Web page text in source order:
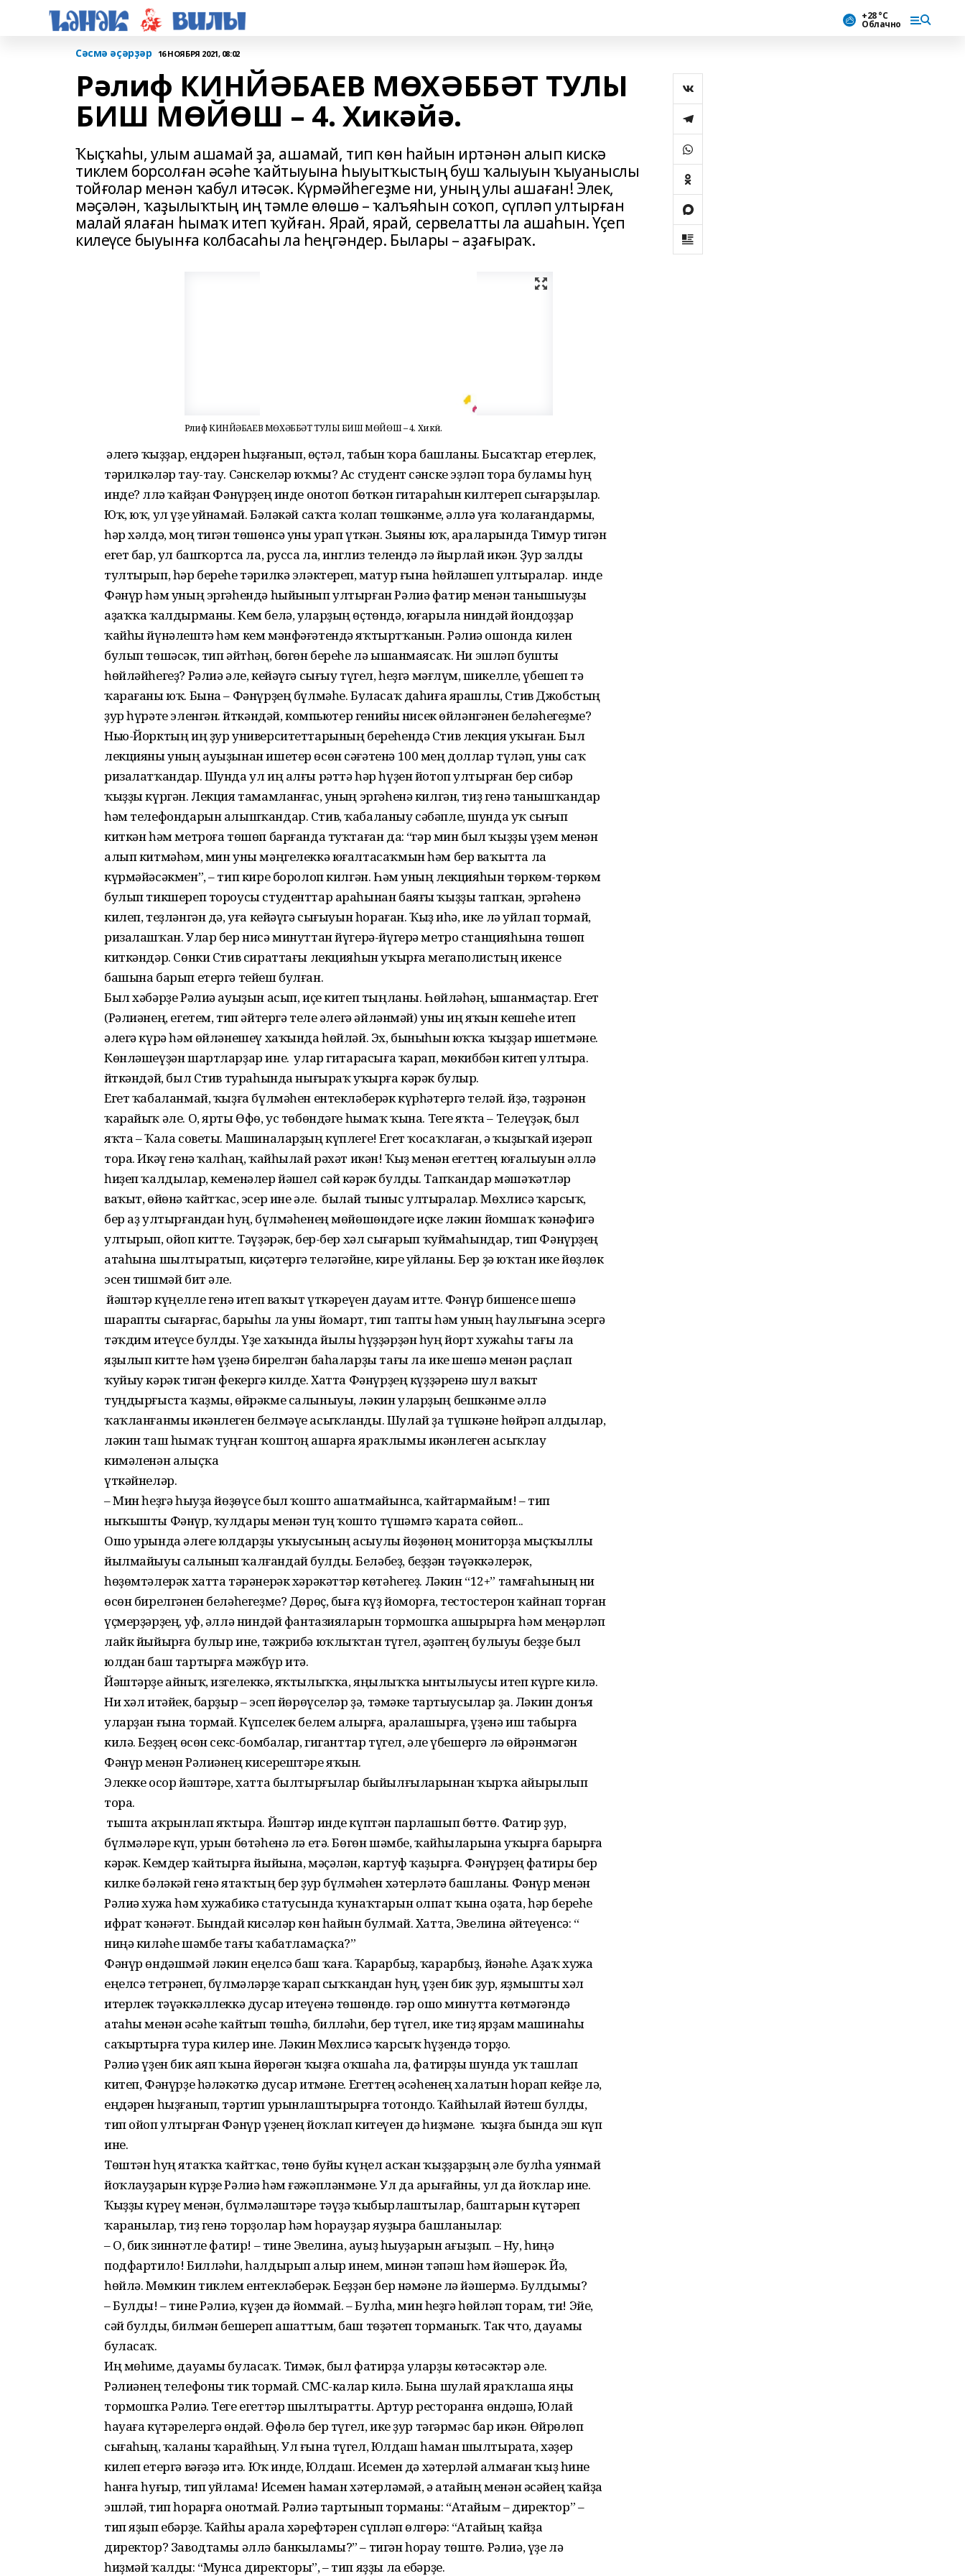
+28 °С
Облачно
Сәсмә әҫәрҙәр 16 НОЯБРЯ 2021, 08:02
Рәлиф КИНЙӘБАЕВ МӨХӘББӘТ ТУЛЫ
БИШ МӨЙӨШ – 4. Хикәйә.
Ҡыҫҡаһы, улым ашамай ҙа, ашамай, тип көн һайын иртәнән алып кискә
тиклем борсолған әсәһе ҡайтыуына һыуытҡыстың буш ҡалыуын ҡыуаныслы
тойғолар менән ҡабул итәсәк. Күрмәйһегеҙме ни, уның улы ашаған! Элек,
мәҫәлән, ҡаҙылыҡтың иң тәмле өлөшө – ҡалъяһын соҡоп, сүпләп ултырған
малай ялаған һымаҡ итеп ҡуйған. Ярай, ярай, сервелатты ла ашаһын. Үҫеп
килеүсе быуынға колбасаһы ла һеңгәндер. Былары – аҙағыраҡ.
Рәлиф КИНЙӘБАЕВ МӨХӘББӘТ ТУЛЫ БИШ МӨЙӨШ – 4. Хикәйә.
Ә әлегә ҡыҙҙар, еңдәрен һыҙғанып, өҫтәл, табын ҡора башланы. Бысаҡтар етерлек,
тәрилкәләр тау-тау. Сәнскеләр юҡмы? Ас студент сәнске эҙләп тора буламы һуң
инде? Әллә ҡайҙан Фәнүрҙең инде онотоп бөткән гитараһын килтереп сығарҙылар.
Юҡ, юҡ, ул үҙе уйнамай. Бәләкәй саҡта ҡолап төшкәнме, әллә уға ҡолағандармы,
һәр хәлдә, моң тигән төшөнсә уны урап үткән. Зыяны юҡ, араларында Тимур тигән
егет бар, ул башҡортса ла, русса ла, инглиз телендә лә йырлай икән. Ҙур залды
тултырып, һәр береһе тәрилкә эләктереп, матур ғына һөйләшеп ултыралар. Ә инде
Фәнүр һәм уның эргәһендә һыйынып ултырған Рәлиә фатир менән танышыуҙы
аҙаҡҡа ҡалдырманы. Кем белә, уларҙың өҫтөндә, юғарыла ниндәй йондоҙҙар
ҡайһы йүнәлештә һәм кем мәнфәғәтендә яҡтыртҡанын. Рәлиә ошонда килен
булып төшәсәк, тип әйтһәң, бөгөн береһе лә ышанмаясаҡ. Ни эшләп бушты
һөйләйһегеҙ? Рәлиә әле, кейәүгә сығыу түгел, һеҙгә мәғлүм, шикелле, үбешеп тә
ҡарағаны юҡ. Бына – Фәнүрҙең бүлмәһе. Буласаҡ даһиға ярашлы, Стив Джобстың
ҙур һүрәте эленгән. Әйткәндәй, компьютер генийы нисек өйләнгәнен беләһегеҙме?
Нью-Йорктың иң ҙур университеттарының береһендә Стив лекция уҡыған. Был
лекцияны уның ауыҙынан ишетер өсөн сәғәтенә 100 мең доллар түләп, уны саҡ
ризалатҡандар. Шунда ул иң алғы рәттә һәр һүҙен йотоп ултырған бер сибәр
ҡыҙҙы күргән. Лекция тамамланғас, уның эргәһенә килгән, тиҙ генә танышҡандар
һәм телефондарын алышҡандар. Стив, ҡабаланыу сәбәпле, шунда уҡ сығып
киткән һәм метроға төшөп барғанда туҡтаған да: “Әгәр мин был ҡыҙҙы үҙем менән
алып китмәһәм, мин уны мәңгелеккә юғалтасаҡмын һәм бер ваҡытта ла
күрмәйәсәкмен”, – тип кире боролоп килгән. Һәм уның лекцияһын төркөм-төркөм
булып тикшереп тороусы студенттар араһынан баяғы ҡыҙҙы тапҡан, эргәһенә
килеп, теҙләнгән дә, уға кейәүгә сығыуын һораған. Ҡыҙ иһә, ике лә уйлап тормай,
ризалашҡан. Улар бер нисә минуттан йүгерә-йүгерә метро станцияһына төшөп
киткәндәр. Сөнки Стив сираттағы лекцияһын уҡырға мегаполистың икенсе
башына барып етергә тейеш булған.
Был хәбәрҙе Рәлиә ауыҙын асып, иҫе китеп тыңланы. Һөйләһәң, ышанмаҫтар. Егет
(Рәлиәнең, егетем, тип әйтергә теле әлегә әйләнмәй) уны иң яҡын кешеһе итеп
әлегә күрә һәм өйләнешеү хаҡында һөйләй. Эх, быныһын юҡҡа ҡыҙҙар ишетмәне.
Көнләшеүҙән шартларҙар ине. Ә улар гитарасыға ҡарап, мөкиббән китеп ултыра.
Әйткәндәй, был Стив тураһында нығыраҡ уҡырға кәрәк булыр.
Егет ҡабаланмай, ҡыҙға бүлмәһен ентекләберәк күрһәтергә теләй. Әйҙә, тәҙрәнән
ҡарайыҡ әле. О, ярты Өфө, ус төбөндәге һымаҡ ҡына. Теге яҡта – Телеүҙәк, был
яҡта – Ҡала советы. Машиналарҙың күплеге! Егет ҡосаҡлаған, ә ҡыҙыҡай иҙерәп
тора. Икәү генә ҡалһаң, ҡайһылай рәхәт икән! Ҡыҙ менән егеттең юғалыуын әллә
һиҙеп ҡалдылар, кеменәлер йәшел сәй кәрәк булды. Тапҡандар мәшәҡәтләр
ваҡыт, өйөнә ҡайтҡас, эсер ине әле. Ә былай тыныс ултыралар. Мөхлисә ҡарсыҡ,
бер аҙ ултырғандан һуң, бүлмәһенең мөйөшөндәге иҫке ләкин йомшаҡ ҡәнәфигә
ултырып, ойоп китте. Тәүҙәрәк, бер-бер хәл сығарып ҡуймаһындар, тип Фәнүрҙең
атаһына шылтыратып, киҫәтергә теләгәйне, кире уйланы. Бер ҙә юҡтан ике йөҙлөк
эсен тишмәй бит әле.
Ә йәштәр күңелле генә итеп ваҡыт үткәреүен дауам итте. Фәнүр бишенсе шешә
шарапты сығарғас, барыһы ла уны йомарт, тип тапты һәм уның һаулығына эсергә
тәҡдим итеүсе булды. Үҙе хаҡында йылы һүҙҙәрҙән һуң йорт хужаһы тағы ла
яҙылып китте һәм үҙенә бирелгән баһаларҙы тағы ла ике шешә менән раҫлап
ҡуйыу кәрәк тигән фекергә килде. Хатта Фәнүрҙең күҙҙәренә шул ваҡыт
туңдырғыста ҡаҙмы, өйрәкме салыныуы, ләкин уларҙың бешкәнме әллә
ҡаҡланғанмы икәнлеген белмәүе асыҡланды. Шулай ҙа түшкәне һөйрәп алдылар,
ләкин таш һымаҡ туңған ҡоштоң ашарға яраҡлымы икәнлеген асыҡлау
кимәленән алыҫҡа
үткәйнеләр.
– Мин һеҙгә һыуҙа йөҙөүсе был ҡошто ашатмайынса, ҡайтармайым! – тип
ныҡышты Фәнүр, ҡулдары менән туң ҡошто түшәмгә ҡарата сөйөп...
Ошо урында әлеге юлдарҙы уҡыусының асыулы йөҙөнөң мониторҙа мыҫҡыллы
йылмайыуы салынып ҡалғандай булды. Беләбеҙ, беҙҙән тәүәккәлерәк,
һөҙөмтәлерәк хатта тәрәнерәк хәрәкәттәр көтәһегеҙ. Ләкин “12+” тамғаһының ни
өсөн бирелгәнен беләһегеҙме? Дөрөҫ, быға күҙ йоморға, тестостерон ҡайнап торған
үҫмерҙәрҙең, уф, әллә ниндәй фантазияларын тормошҡа ашырырға һәм меңәрләп
лайк йыйырға булыр ине, тәжрибә юҡлыҡтан түгел, әҙәптең булыуы беҙҙе был
юлдан баш тартырға мәжбүр итә.
Йәштәрҙе айныҡ, изгелеккә, яҡтылыҡҡа, яңылыҡҡа ынтылыусы итеп күрге килә.
Ни хәл итәйек, барҙыр – эсеп йөрөүселәр ҙә, тәмәке тартыусылар ҙа. Ләкин донъя
уларҙан ғына тормай. Күпселек белем алырға, аралашырға, үҙенә иш табырға
килә. Беҙҙең өсөн секс-бомбалар, гиганттар түгел, әле үбешергә лә өйрәнмәгән
Фәнүр менән Рәлиәнең кисерештәре яҡын.
Элекке осор йәштәре, хатта былтырғылар быйылғыларынан ҡырҡа айырылып
тора.
Ә тышта аҡрынлап яҡтыра. Йәштәр инде күптән парлашып бөттө. Фатир ҙур,
бүлмәләре күп, урын бөтәһенә лә етә. Бөгөн шәмбе, ҡайһыларына уҡырға барырға
кәрәк. Кемдер ҡайтырға йыйына, мәҫәлән, картуф ҡаҙырға. Фәнүрҙең фатиры бер
килке бәләкәй генә ятаҡтың бер ҙур бүлмәһен хәтерләтә башланы. Фәнүр менән
Рәлиә хужа һәм хужабикә статусында ҡунаҡтарын олпат ҡына оҙата, һәр береһе
ифрат ҡәнәғәт. Бындай кисәләр көн һайын булмай. Хатта, Эвелина әйтеүенсә: “Ә
ниңә киләһе шәмбе тағы ҡабатламаҫҡа?”
Фәнүр өндәшмәй ләкин еңелсә баш ҡаға. Ҡарарбыҙ, ҡарарбыҙ, йәнәһе. Аҙаҡ хужа
еңелсә тетрәнеп, бүлмәләрҙе ҡарап сыҡҡандан һуң, үҙен бик ҙур, яҙмышты хәл
итерлек тәүәккәллеккә дусар итеүенә төшөндө. Әгәр ошо минутта көтмәгәндә
атаһы менән әсәһе ҡайтып төшһә, билләһи, бер түгел, ике тиҙ ярҙам машинаһы
саҡыртырға тура килер ине. Ләкин Мөхлисә ҡарсыҡ һүҙендә торҙо.
Рәлиә үҙен бик аяп ҡына йөрөгән ҡыҙға оҡшаһа ла, фатирҙы шунда уҡ ташлап
китеп, Фәнүрҙе һәләкәткә дусар итмәне. Егеттең әсәһенең халатын һорап кейҙе лә,
еңдәрен һыҙғанып, тәртип урынлаштырырға тотондо. Ҡайһылай йәтеш булды,
тип ойоп ултырған Фәнүр үҙенең йоҡлап китеүен дә һиҙмәне. Ә ҡыҙға бында эш күп
ине.
Төштән һуң ятаҡҡа ҡайтҡас, төнө буйы күңел асҡан ҡыҙҙарҙың әле булһа уянмай
йоҡлауҙарын күрҙе Рәлиә һәм ғәжәпләнмәне. Ул да арығайны, ул да йоҡлар ине.
Ҡыҙҙы күреү менән, бүлмәләштәре тәүҙә ҡыбырлаштылар, баштарын күтәреп
ҡаранылар, тиҙ генә торҙолар һәм һорауҙар яуҙыра башланылар:
– О, бик зиннәтле фатир! – тине Эвелина, ауыҙ һыуҙарын ағыҙып. – Ну, һиңә
подфартило! Билләһи, һалдырып алыр инем, минән тәпәш һәм йәшерәк. Йә,
һөйлә. Мөмкин тиклем ентекләберәк. Беҙҙән бер нәмәне лә йәшермә. Булдымы?
– Булды! – тине Рәлиә, күҙен дә йоммай. – Булһа, мин һеҙгә һөйләп торам, ти! Эйе,
сәй булды, билмән бешереп ашаттым, баш төҙәтеп торманыҡ. Так что, дауамы
буласаҡ.
Иң мөһиме, дауамы буласаҡ. Тимәк, был фатирҙа уларҙы көтәсәктәр әле. Ә
Рәлиәнең телефоны тик тормай. СМС-калар килә. Бына шулай яраҡлаша яңы
тормошҡа Рәлиә. Теге егеттәр шылтыратты. Артур ресторанға өндәшә, Юлай
һауаға күтәрелергә өндәй. Өфөлә бер түгел, ике ҙур тәгәрмәс бар икән. Өйрөлөп
сығаһың, ҡаланы ҡарайһың. Ул ғына түгел, Юлдаш һаман шылтырата, хәҙер
килеп етергә вәғәҙә итә. Юҡ инде, Юлдаш. Исемен дә хәтерләй алмаған ҡыҙ һине
һанға һуғыр, тип уйлама! Исемен һаман хәтерләмәй, ә атайың менән әсәйең ҡайҙа
эшләй, тип һорарға онотмай. Рәлиә тартынып торманы: “Атайым – директор” –
тип яҙып ебәрҙе. Ҡайһы арала хәрефтәрен сүпләп өлгөрә: “Атайың ҡайҙа
директор? Заводтамы әллә банкыламы?” – тигән һорау төштө. Рәлиә, үҙе лә
һиҙмәй ҡалды: “Мунса директоры”, – тип яҙҙы ла ебәрҙе.